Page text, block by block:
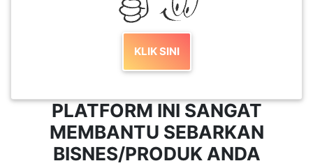
KLIK SINI
PLATFORM INI SANGAT
MEMBANTU SEBARKAN
BISNES/PRODUK ANDA